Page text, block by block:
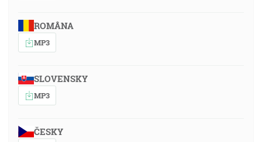
ROMÂNA
MP3
SLOVENSKY
MP3
ČESKY